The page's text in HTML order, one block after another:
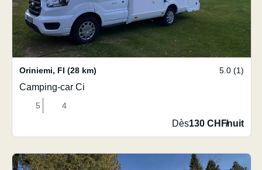
Oriniemi, FI (28 km) 5.0 (1)
Camping-car Ci
5 4
Dès130 CHF/nuit